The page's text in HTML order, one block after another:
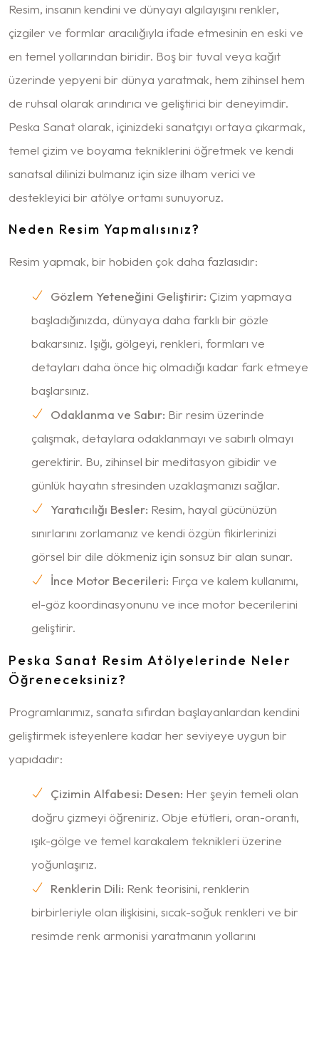
Resim, insanın kendini ve dünyayı algılayışını renkler,
çizgiler ve formlar aracılığıyla ifade etmesinin en eski ve
en temel yollarından biridir. Boş bir tuval veya kağıt
üzerinde yepyeni bir dünya yaratmak, hem zihinsel hem
de ruhsal olarak arındırıcı ve geliştirici bir deneyimdir.
Peska Sanat olarak, içinizdeki sanatçıyı ortaya çıkarmak,
temel çizim ve boyama tekniklerini öğretmek ve kendi
sanatsal dilinizi bulmanız için size ilham verici ve
destekleyici bir atölye ortamı sunuyoruz.
Neden Resim Yapmalısınız?
Resim yapmak, bir hobiden çok daha fazlasıdır:
Gözlem Yeteneğini Geliştirir: Çizim yapmaya
başladığınızda, dünyaya daha farklı bir gözle
bakarsınız. Işığı, gölgeyi, renkleri, formları ve
detayları daha önce hiç olmadığı kadar fark etmeye
başlarsınız.
Odaklanma ve Sabır: Bir resim üzerinde
çalışmak, detaylara odaklanmayı ve sabırlı olmayı
gerektirir. Bu, zihinsel bir meditasyon gibidir ve
günlük hayatın stresinden uzaklaşmanızı sağlar.
Yaratıcılığı Besler: Resim, hayal gücünüzün
sınırlarını zorlamanız ve kendi özgün fikirlerinizi
görsel bir dile dökmeniz için sonsuz bir alan sunar.
İnce Motor Becerileri: Fırça ve kalem kullanımı,
el-göz koordinasyonunu ve ince motor becerilerini
geliştirir.
Peska Sanat Resim Atölyelerinde Neler
Öğreneceksiniz?
Programlarımız, sanata sıfırdan başlayanlardan kendini
geliştirmek isteyenlere kadar her seviyeye uygun bir
yapıdadır:
Çizimin Alfabesi: Desen: Her şeyin temeli olan
doğru çizmeyi öğreniriz. Obje etütleri, oran-orantı,
ışık-gölge ve temel karakalem teknikleri üzerine
yoğunlaşırız.
Renklerin Dili: Renk teorisini, renklerin
birbirleriyle olan ilişkisini, sıcak-soğuk renkleri ve bir
resimde renk armonisi yaratmanın yollarını